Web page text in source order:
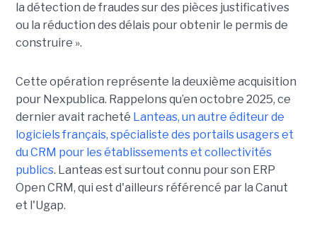
la détection de fraudes sur des pièces justificatives
ou la réduction des délais pour obtenir le permis de
construire ».
Cette opération représente la deuxième acquisition
pour Nexpublica. Rappelons qu’en octobre 2025, ce
dernier avait racheté Lanteas, un autre éditeur de
logiciels français, spécialiste des portails usagers et
du CRM pour les établissements et collectivités
publics. Lanteas est surtout connu pour son ERP
Open CRM, qui est d'ailleurs référencé par la Canut
et l'Ugap.